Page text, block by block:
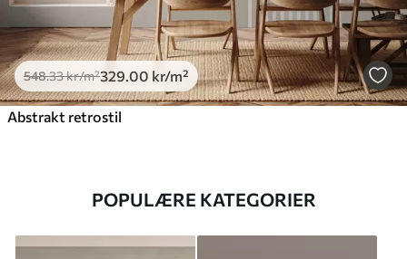
548.33kr/m²329.00 kr/m²
Abstrakt retrostil
POPULÆRE KATEGORIER